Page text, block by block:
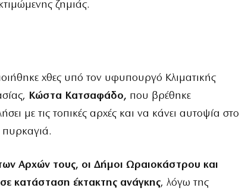
ζημιάς.
χθες υπό τον υφυπουργό Κλιματικής
Κώστα Κατσαφάδο, που βρέθηκε
με τις τοπικές αρχές και να κάνει αυτοψία στο
Αρχών τους, οι Δήμοι Ωραιοκάστρου και
κατάσταση έκτακτης ανάγκης, λόγω της